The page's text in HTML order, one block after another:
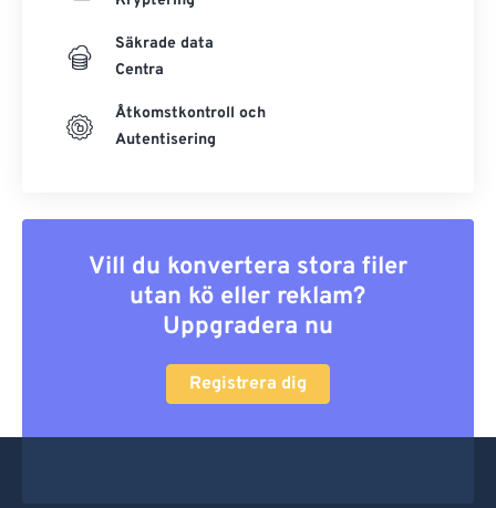
Säkrade data
Centra
Åtkomstkontroll och
Autentisering
Vill du konvertera stora filer
utan kö eller reklam?
Uppgradera nu
Registrera dig